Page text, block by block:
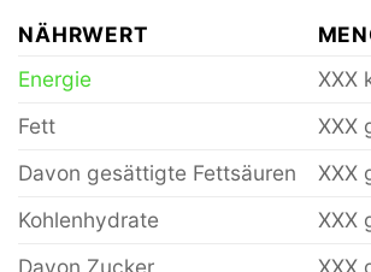
NÄHRWERT
Energie
XXX
Fett
XXX
Davon gesättigte Fettsäuren
XXX
Kohlenhydrate
XXX
Davon Zucker
XXX